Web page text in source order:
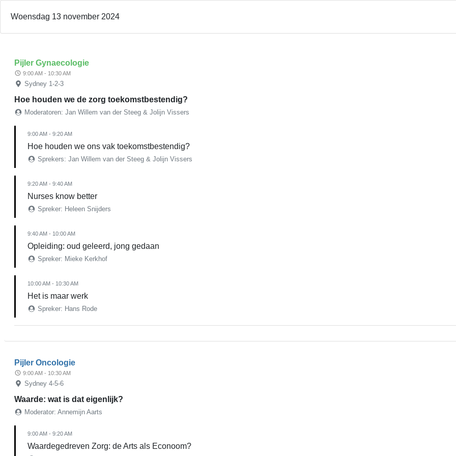
Woensdag 13 november 2024
Pijler Gynaecologie
9:00 AM - 10:30 AM
Sydney 1-2-3
Hoe houden we de zorg toekomstbestendig?
Moderatoren: Jan Willem van der Steeg & Jolijn Vissers
9:00 AM - 9:20 AM
Hoe houden we ons vak toekomstbestendig?
Sprekers: Jan Willem van der Steeg & Jolijn Vissers
9:20 AM - 9:40 AM
Nurses know better
Spreker: Heleen Snijders
9:40 AM - 10:00 AM
Opleiding: oud geleerd, jong gedaan
Spreker: Mieke Kerkhof
10:00 AM - 10:30 AM
Het is maar werk
Spreker: Hans Rode
Pijler Oncologie
9:00 AM - 10:30 AM
Sydney 4-5-6
Waarde: wat is dat eigenlijk?
Moderator: Annemijn Aarts
9:00 AM - 9:20 AM
Waardegedreven Zorg: de Arts als Econoom?